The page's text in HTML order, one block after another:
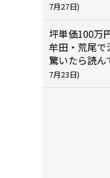
7月27日)
坪単価100万
牟田・荒尾で
驚いたら読ん
7月23日)